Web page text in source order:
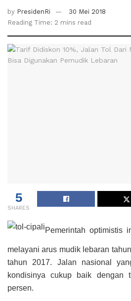
by PresidenRi
30 Mei 2018
Reading Time: 2 mins read
5
SHARES
Pemerintah optimistis
melayani arus mudik lebaran
tahun 2017. Jalan nasional
kondisinya cukup baik dengan
persen.